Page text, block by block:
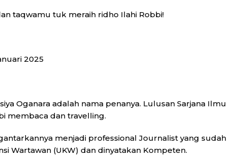
taqwamu tuk meraih ridho Ilahi Robbi!
2025
Oganara adalah nama penanya. Lulusan Sarjana Ilmu
membaca dan travelling.
menjadi professional Journalist yang sudah
Wartawan (UKW) dan dinyatakan Kompeten.